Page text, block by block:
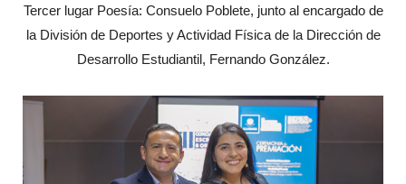
Tercer lugar Poesía: Consuelo Poblete, junto al encargado de
la División de Deportes y Actividad Física de la Dirección de
Desarrollo Estudiantil, Fernando González.